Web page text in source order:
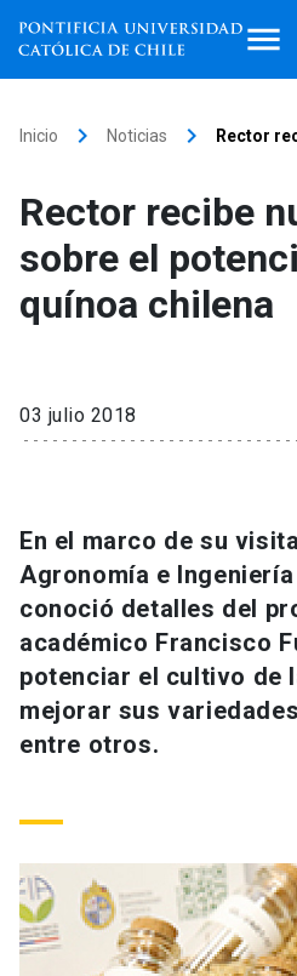
Facultades, escuelas e
institutos
Investigación
Extensión
Universidad
Información para keyboard_arrow_down
Futuros estudiantes
Estudiantes
Personal
Alumni launch
Go to english site launch
ACCESOS DIRECTOS
Correo UC launch
Mi Portal UC launch
Inicio keyboard_arrow_right Noticias keyboard_arrow_right Rector
Rector recibe
sobre el
quínoa chilena
03 julio 2018
En el marco de su
Agronomía e
conoció detalles del
académico Francisco
potenciar el cultivo de
mejorar sus
entre otros.